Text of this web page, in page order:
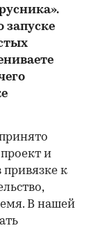
запуске
и
к
В нашей